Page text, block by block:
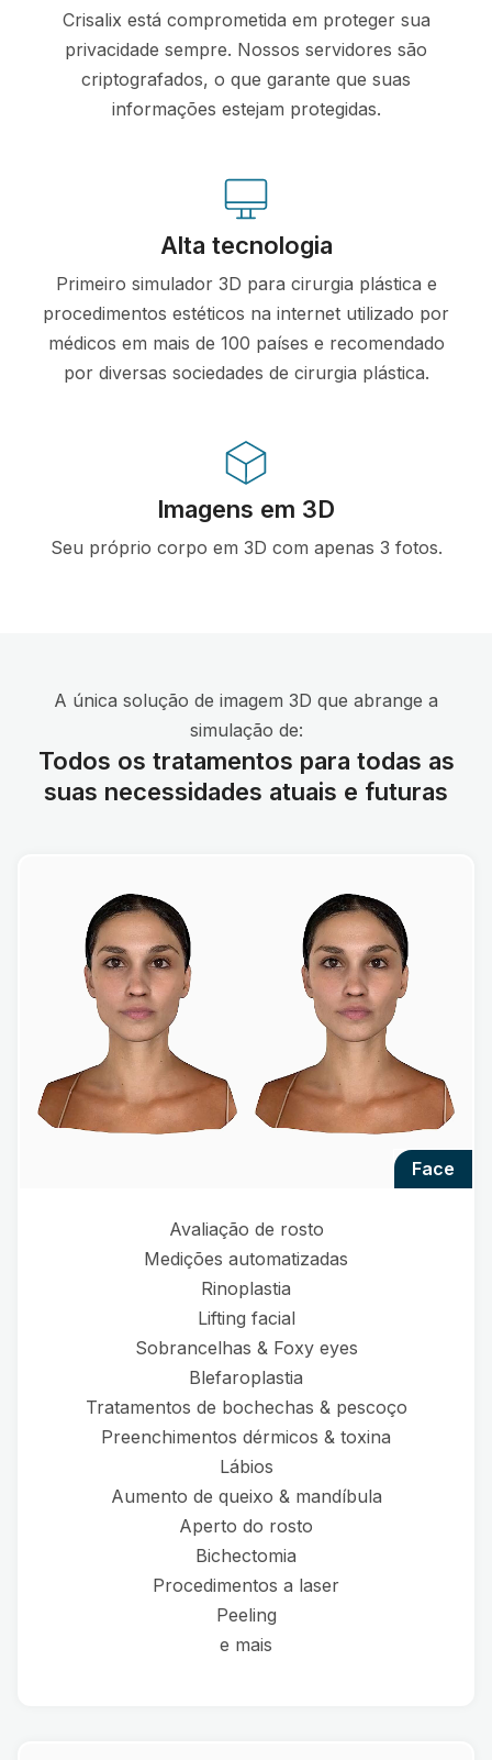
Crisalix está comprometida em proteger sua
privacidade sempre. Nossos servidores são
criptografados, o que garante que suas
informações estejam protegidas.
Alta tecnologia
Primeiro simulador 3D para cirurgia plástica e
procedimentos estéticos na internet utilizado por
médicos em mais de 100 países e recomendado
por diversas sociedades de cirurgia plástica.
Imagens em 3D
Seu próprio corpo em 3D com apenas 3 fotos.
A única solução de imagem 3D que abrange a
simulação de:
Todos os tratamentos para todas as
suas necessidades atuais e futuras
face
Avaliação de rosto
Medições automatizadas
Rinoplastia
Lifting facial
Sobrancelhas & Foxy eyes
Blefaroplastia
Tratamentos de bochechas & pescoço
Preenchimentos dérmicos & toxina
Lábios
Aumento de queixo & mandíbula
Aperto do rosto
Bichectomia
Procedimentos a laser
Peeling
e mais